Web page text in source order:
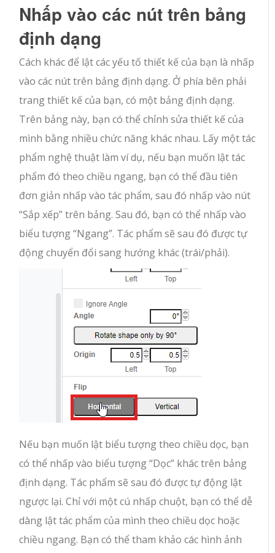
Nhấp vào các nút trên bảng
định dạng
Cách khác để lật các yếu tố thiết kế của bạn là nhấp
vào các nút trên bảng định dạng. Ở phía bên phải
trang thiết kế của bạn, có một bảng định dạng.
Trên bảng này, bạn có thể chỉnh sửa thiết kế của
mình bằng nhiều chức năng khác nhau. Lấy một tác
phẩm nghệ thuật làm ví dụ, nếu bạn muốn lật tác
phẩm đó theo chiều ngang, bạn có thể đầu tiên
đơn giản nhấp vào tác phẩm, sau đó nhấp vào nút
“Sắp xếp” trên bảng. Sau đó, bạn có thể nhấp vào
biểu tượng “Ngang”. Tác phẩm sẽ sau đó được tự
động chuyển đổi sang hướng khác (trái/phải).
Nếu bạn muốn lật biểu tượng theo chiều dọc, bạn
có thể nhấp vào biểu tượng “Dọc” khác trên bảng
định dạng. Tác phẩm sẽ sau đó được tự động lật
ngược lại. Chỉ với một cú nhấp chuột, bạn có thể dễ
dàng lật tác phẩm của mình theo chiều dọc hoặc
chiều ngang. Bạn có thể tham khảo các hình ảnh